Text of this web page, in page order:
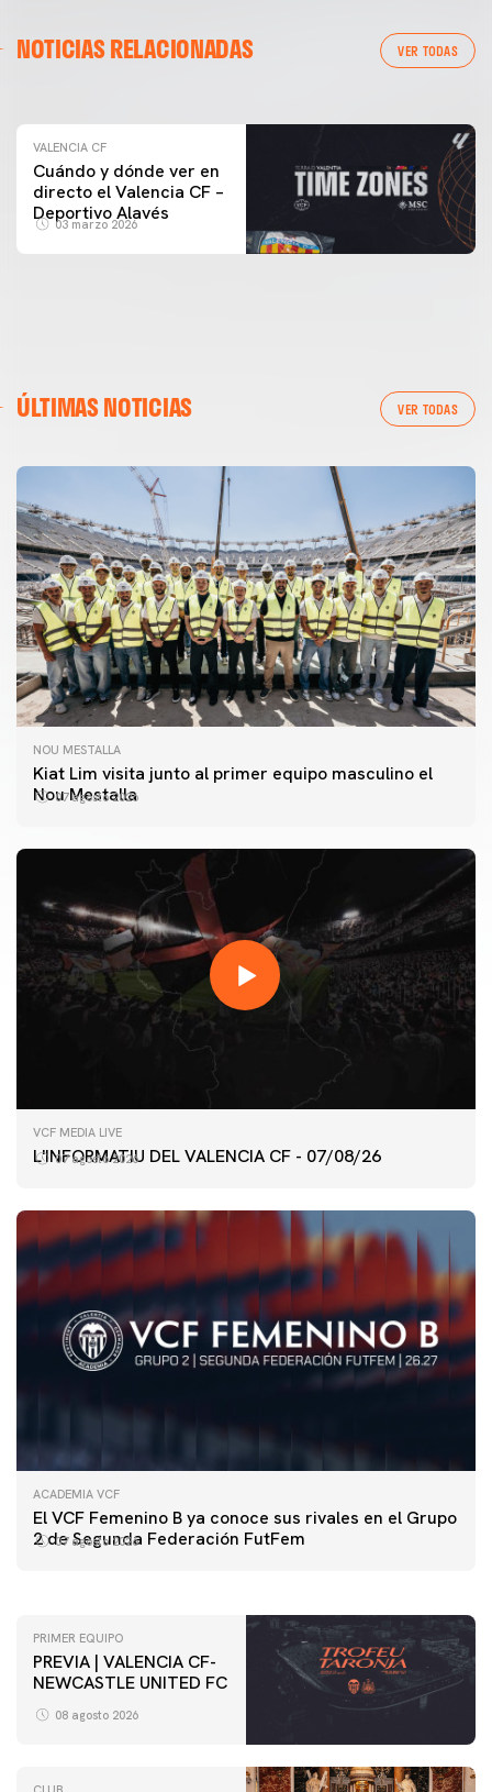
NOTICIAS RELACIONADAS VER TODAS
ENTRENAMIENTO DEL VALENCIA CF 04/03/26
VALENCIA CF
Cuándo y dónde ver en
directo el Valencia CF –
Deportivo Alavés
03 marzo 2026
ÚLTIMAS NOTICIAS VER TODAS
NOU MESTALLA
Kiat Lim visita junto al primer equipo masculino el
Nou Mestalla
07 agosto 2026
VCF MEDIA LIVE
L'INFORMATIU DEL VALENCIA CF - 07/08/26
07 agosto 2026
ACADEMIA VCF
El VCF Femenino B ya conoce sus rivales en el Grupo
2 de Segunda Federación FutFem
07 agosto 2026
PRIMER EQUIPO
ENTRENAMIENTO DEL VALENCIA CF 7/8/2026
PRIMER EQUIPO
PREVIA | VALENCIA CF-
NEWCASTLE UNITED FC
08 agosto 2026